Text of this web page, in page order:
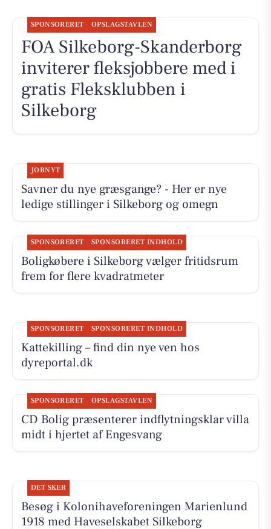
SPONSORERET OPSLAGSTAVLEN
FOA Silkeborg-Skanderborg
inviterer fleksjobbere med i
gratis Fleksklubben i
Silkeborg
JOBNYT
Savner du nye græsgange? - Her er nye
ledige stillinger i Silkeborg og omegn
SPONSORERET SPONSORERET INDHOLD
Boligkøbere i Silkeborg vælger fritidsrum
frem for flere kvadratmeter
SPONSORERET SPONSORERET INDHOLD
Kattekilling – find din nye ven hos
dyreportal.dk
SPONSORERET OPSLAGSTAVLEN
CD Bolig præsenterer indflytningsklar villa
midt i hjertet af Engesvang
DET SKER
Besøg i Kolonihaveforeningen Marienlund
1918 med Haveselskabet Silkeborg